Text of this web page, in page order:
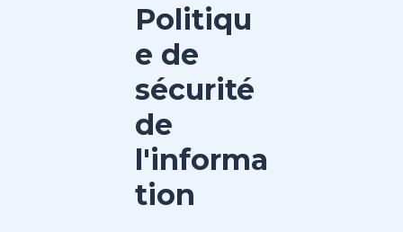
Politiqu
e de
sécurité
de
l'informa
tion